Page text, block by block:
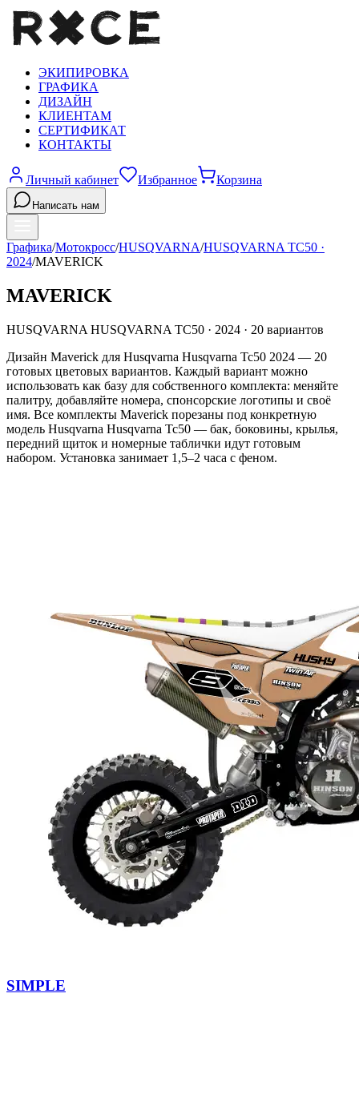
ЭКИПИРОВКА
ГРАФИКА
ДИЗАЙН
КЛИЕНТАМ
СЕРТИФИКАТ
КОНТАКТЫ
Личный кабинет Избранное Корзина
Написать нам
Графика/Мотокросс/HUSQVARNA/HUSQVARNA TC50 ·
2024/MAVERICK
MAVERICK
HUSQVARNA HUSQVARNA TC50 · 2024 · 20 вариантов
Дизайн Maverick для Husqvarna Husqvarna Tc50 2024 — 20
готовых цветовых вариантов. Каждый вариант можно
использовать как базу для собственного комплекта: меняйте
палитру, добавляйте номера, спонсорские логотипы и своё
имя. Все комплекты Maverick порезаны под конкретную
модель Husqvarna Husqvarna Tc50 — бак, боковины, крылья,
передний щиток и номерные таблички идут готовым
набором. Установка занимает 1,5–2 часа с феном.
SIMPLE